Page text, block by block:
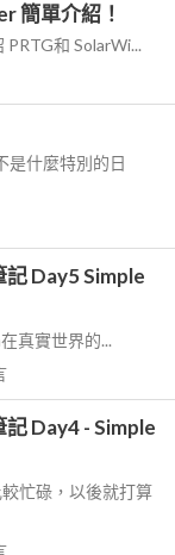
簡單介紹！
和 SolarWi...
是什麼特別的日
Day5 Simple
真實世界的...
Day4 - Simple
忙碌，以後就打算